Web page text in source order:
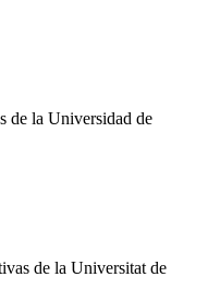
de la Universidad de
de la Universitat de